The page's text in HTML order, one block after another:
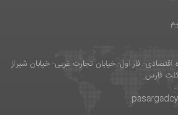
فاز اول- خیابان تجارت غربی- خیابان شیراز
فارس